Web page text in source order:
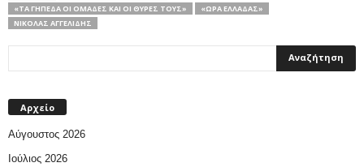
«ΤΑ ΓΉΠΕΔΑ ΟΙ ΟΜΆΔΕΣ ΚΑΙ ΟΙ ΘΎΡΕΣ ΤΟΥΣ»
«ΩΡΑ ΕΛΛΑΔΑΣ»
ΝΙΚΌΛΑΣ ΑΓΓΕΛΊΔΗΣ
Αρχείο
Αύγουστος 2026
Ιούλιος 2026